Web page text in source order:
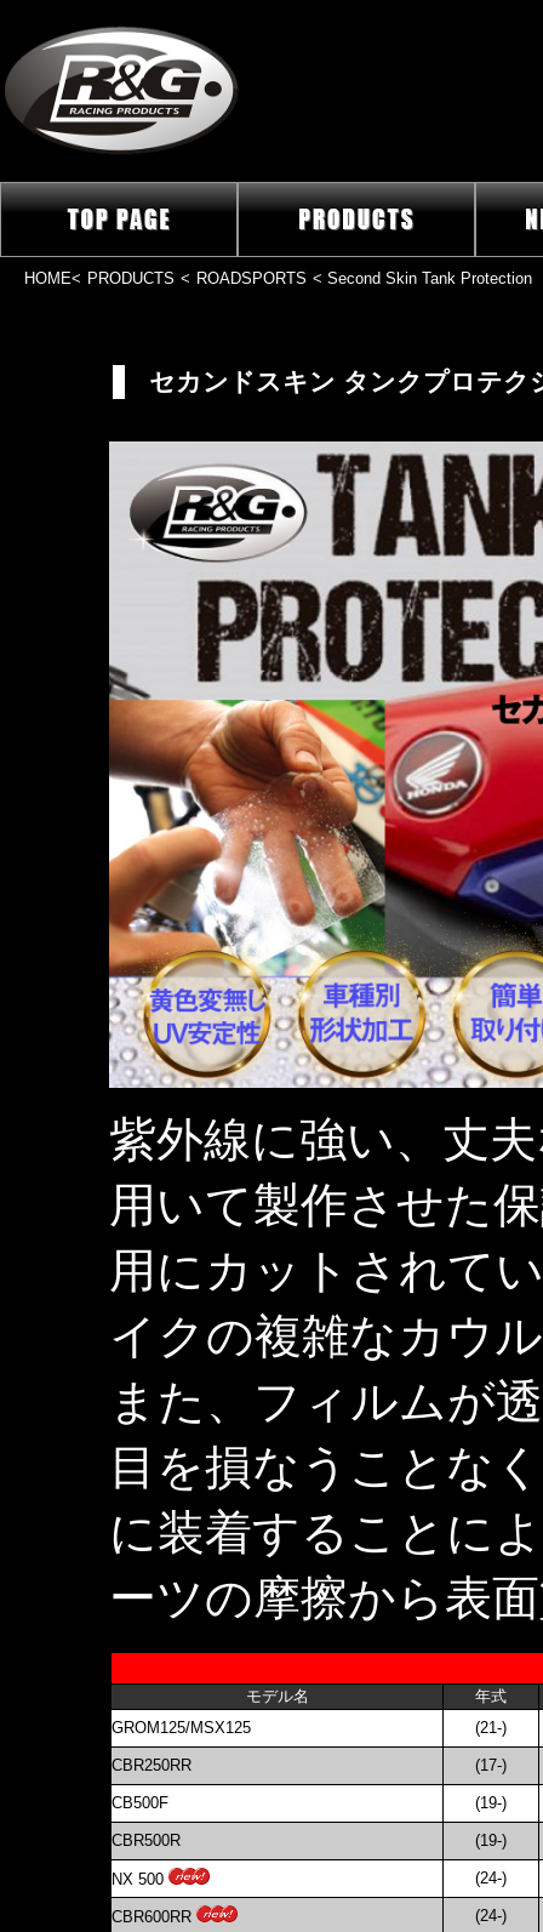
HOME< PRODUCTS < ROADSPORTS < Second Skin Tank Protection
セカンドスキン タンクプロテク
紫外線に強い、丈
用いて製作させた
用にカットされて
イクの複雑なカウ
また、フィルムが
目を損なうことな
に装着することに
ーツの摩擦から表
モデル名
年式
GROM125/MSX125
(21-)
CBR250RR (17-)
CB500F (19-)
CBR500R (19-)
NX 500 (24-)
CBR600RR (24-)